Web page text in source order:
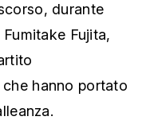
durante
Fujita,
hanno portato